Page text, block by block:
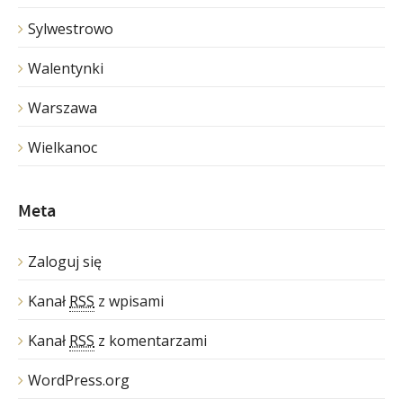
Sylwestrowo
Walentynki
Warszawa
Wielkanoc
Meta
Zaloguj się
Kanał RSS z wpisami
Kanał RSS z komentarzami
WordPress.org